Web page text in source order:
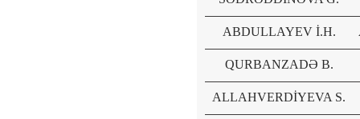
ABDULLAYEV İ.H.
QURBANZADƏ B.
ALLAHVERDİYEVA S.